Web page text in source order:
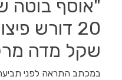
"אוסף בוטה
שקל מדה
במכתב התראה לפני